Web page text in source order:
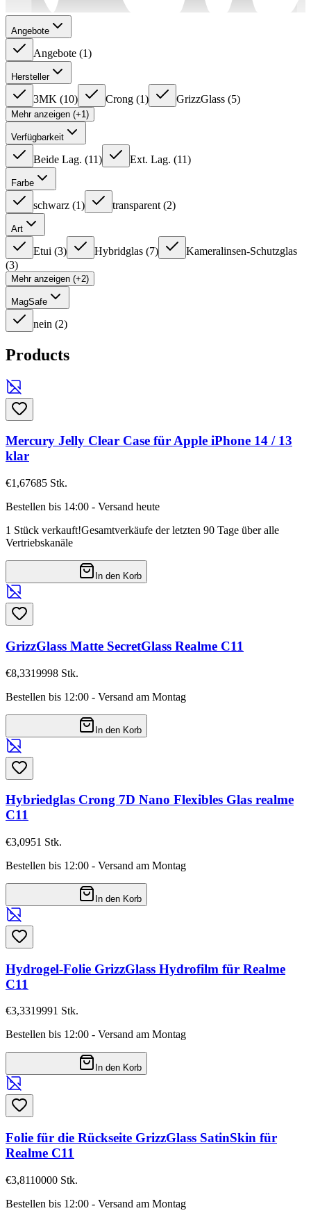
Angebote
Angebote (1)
Hersteller
3MK (10) Crong (1) GrizzGlass (5)
Mehr anzeigen (+1)
Verfügbarkeit
Beide Lag. (11) Ext. Lag. (11)
Farbe
schwarz (1) transparent (2)
Art
Etui (3) Hybridglas (7)
Kameralinsen-Schutzglas
(3)
Mehr anzeigen (+2)
MagSafe
nein (2)
Products
Mercury Jelly Clear Case für Apple iPhone 14 / 13
klar
€1,67685 Stk.
Bestellen bis 14:00 - Versand heute
1 Stück verkauft!Gesamtverkäufe der letzten 90 Tage über alle
Vertriebskanäle
In den Korb
GrizzGlass Matte SecretGlass Realme C11
€8,3319998 Stk.
Bestellen bis 12:00 - Versand am Montag
In den Korb
Hybriedglas Crong 7D Nano Flexibles Glas realme
C11
€3,0951 Stk.
Bestellen bis 12:00 - Versand am Montag
In den Korb
Hydrogel-Folie GrizzGlass Hydrofilm für Realme
C11
€3,3319991 Stk.
Bestellen bis 12:00 - Versand am Montag
In den Korb
Folie für die Rückseite GrizzGlass SatinSkin für
Realme C11
€3,8110000 Stk.
Bestellen bis 12:00 - Versand am Montag